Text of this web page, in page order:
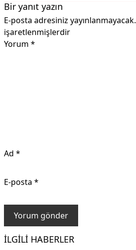
Bir yanıt yazın
E-posta adresiniz yayınlanmayacak.
işaretlenmişlerdir
Yorum *
Ad *
E-posta *
İLGILI HABERLER